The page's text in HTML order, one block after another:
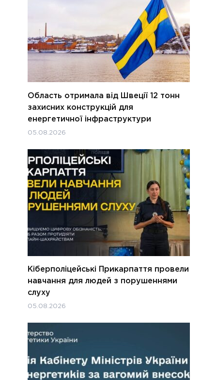
Область отримала від Швеції 12 тонн
захисних конструкцій для
енергетичної інфраструктури
05.08.2026
Кіберполіцейські Прикарпаття провели
навчання для людей з порушеннями
слуху
05.08.2026